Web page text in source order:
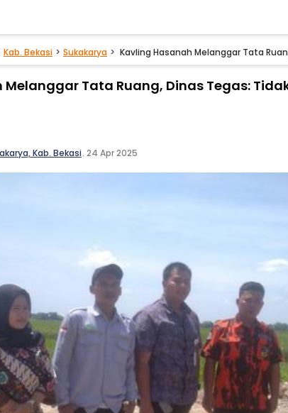
Kab. Bekasi Sukakarya Kavling Hasanah Melanggar Tata
Tata Ruang, Dinas Tegas:
Kab. Bekasi. 24 Apr 2025